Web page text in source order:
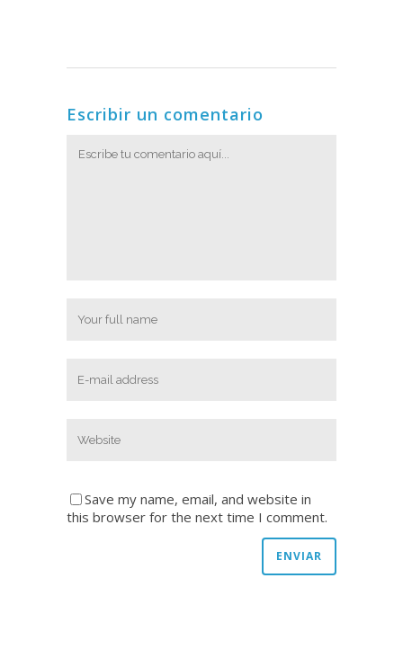
Escribir un comentario
Save my name, email, and website in
this browser for the next time I comment.